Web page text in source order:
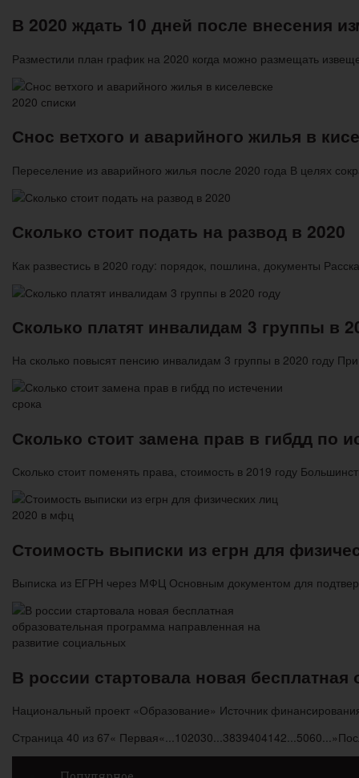
В 2020 ждать 10 дней после внесения
Разместили план график на 2020 когда можно размещать
Снос ветхого и аварийного жилья в
Переселение из аварийного жилья после 2020 года В целях
Сколько стоит подать на развод в 2020
Как развестись в 2020 году: порядок, пошлина, документы
Сколько платят инвалидам 3 группы в
На сколько повысят пенсию инвалидам 3 группы в 2020 году
Сколько стоит замена прав в гибдд по
Сколько стоит поменять права, стоимость в 2019 году
Стоимость выписки из егрн для
Выписка из ЕГРН через МФЦ Основным документом для
В россии стартовала новая
Национальный проект «Образование» Источник
Страница 40 из 67« Первая« 102030 3839404142 5060 »